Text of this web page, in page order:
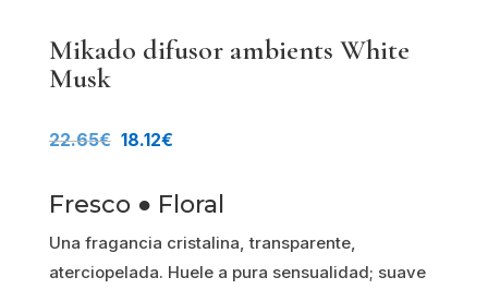
Mikado difusor ambients White
Musk
22.65€ El
original
era:
18.12€El
actual
es:
Fresco ● Floral
Una fragancia cristalina, transparente,
aterciopelada. Huele a pura sensualidad; suave